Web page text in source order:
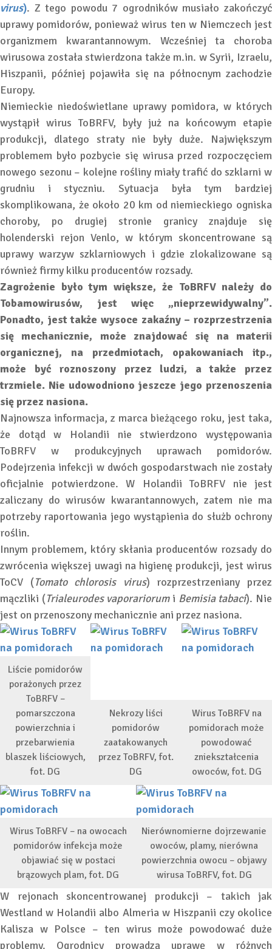
virus). Z tego powodu 7 ogrodników musiało zakończyć
uprawy pomidorów, ponieważ wirus ten w Niemczech jest
organizmem kwarantannowym. Wcześniej ta choroba
wirusowa została stwierdzona także m.in. w Syrii, Izraelu,
Hiszpanii, później pojawiła się na północnym zachodzie
Europy.
Niemieckie niedoświetlane uprawy pomidora, w których
wystąpił wirus ToBRFV, były już na końcowym etapie
produkcji, dlatego straty nie były duże. Największym
problemem było pozbycie się wirusa przed rozpoczęciem
nowego sezonu – kolejne rośliny miały trafić do szklarni w
grudniu i styczniu. Sytuacja była tym bardziej
skomplikowana, że około 20 km od niemieckiego ogniska
choroby, po drugiej stronie granicy znajduje się
holenderski rejon Venlo, w którym skoncentrowane są
uprawy warzyw szklarniowych i gdzie zlokalizowane są
również firmy kilku producentów rozsady.
Zagrożenie było tym większe, że ToBRFV należy do
Tobamowirusów, jest więc „nieprzewidywalny”.
Ponadto, jest także wysoce zakaźny – rozprzestrzenia
się mechanicznie, może znajdować się na materii
organicznej, na przedmiotach, opakowaniach itp.,
może być roznoszony przez ludzi, a także przez
trzmiele. Nie udowodniono jeszcze jego przenoszenia
się przez nasiona.
Najnowsza informacja, z marca bieżącego roku, jest taka,
że dotąd w Holandii nie stwierdzono występowania
ToBRFV w produkcyjnych uprawach pomidorów.
Podejrzenia infekcji w dwóch gospodarstwach nie zostały
oficjalnie potwierdzone. W Holandii ToBRFV nie jest
zaliczany do wirusów kwarantannowych, zatem nie ma
potrzeby raportowania jego wystąpienia do służb ochrony
roślin.
Innym problemem, który skłania producentów rozsady do
zwrócenia większej uwagi na higienę produkcji, jest wirus
ToCV (Tomato chlorosis virus) rozprzestrzeniany przez
mączliki (Trialeurodes vaporariorum i Bemisia tabaci). Nie
jest on przenoszony mechanicznie ani przez nasiona.
Liście pomidorów
porażonych przez
ToBRFV –
pomarszczona
powierzchnia i
przebarwienia
blaszek liściowych,
fot. DG
Nekrozy liści
pomidorów
zaatakowanych
przez ToBRFV, fot.
DG
Wirus ToBRFV na
pomidorach może
powodować
zniekształcenia
owoców, fot. DG
Wirus ToBRFV – na owocach
pomidorów infekcja może
objawiać się w postaci
brązowych plam, fot. DG
Nierównomierne dojrzewanie
owoców, plamy, nierówna
powierzchnia owocu – objawy
wirusa ToBRFV, fot. DG
W rejonach skoncentrowanej produkcji – takich jak
Westland w Holandii albo Almeria w Hiszpanii czy okolice
Kalisza w Polsce – ten wirus może powodować duże
problemy. Ogrodnicy prowadzą uprawę w różnych